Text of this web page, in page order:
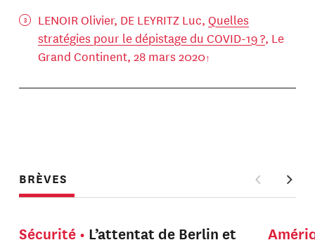
LENOIR Olivier, DE LEYRITZ Luc, Quelles
stratégies pour le dépistage du COVID-19 ?, Le
Grand Continent, 28 mars 2020
BRÈVES
Sécurité
L’attentat de Berlin et